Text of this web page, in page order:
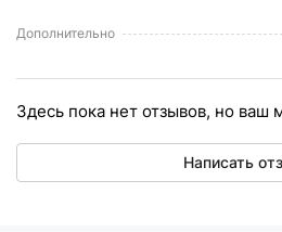
Дополнительно
Здесь пока нет отзывов, но ваш
Написать